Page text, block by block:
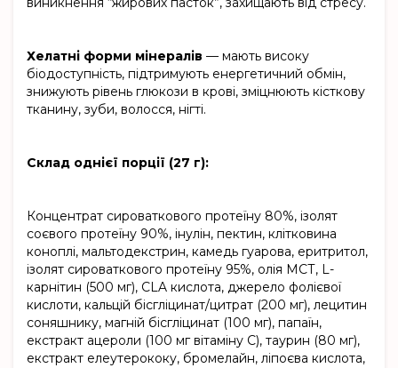
Хелатні форми мінералів — мають високу
біодоступність, підтримують енергетичний обмін,
знижують рівень глюкози в крові, зміцнюють кісткову
тканину, зуби, волосся, нігті.
Склад однієї порції (27 г):
Концентрат сироваткового протеїну 80%, ізолят
соєвого протеїну 90%, інулін, пектин, клітковина
коноплі, мальтодекстрин, камедь гуарова, еритритол,
ізолят сироваткового протеїну 95%, олія МСТ, L-
карнітин (500 мг), CLA кислота, джерело фолієвої
кислоти, кальцій бісгліцинат/цитрат (200 мг), лецитин
соняшнику, магній бісгліцинат (100 мг), папаїн,
екстракт ацероли (100 мг вітаміну C), таурин (80 мг),
екстракт елеутерококу, бромелайн, ліпоєва кислота,